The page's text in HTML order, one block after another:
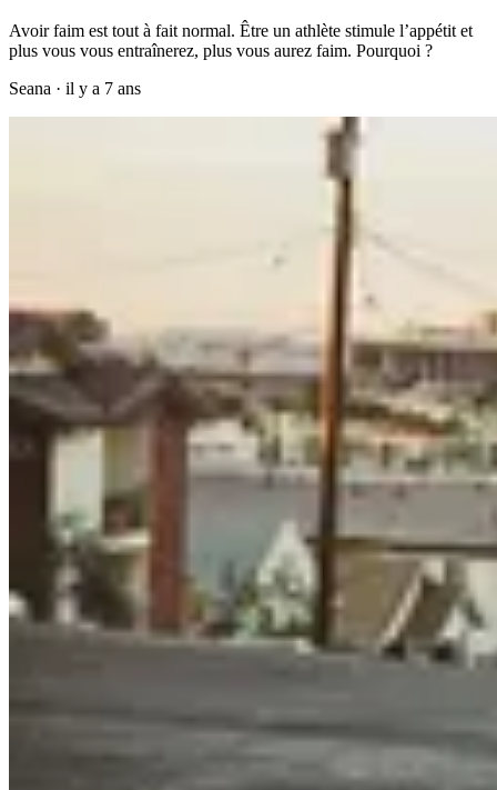
Avoir faim est tout à fait normal. Être un athlète stimule l’appétit et
plus vous vous entraînerez, plus vous aurez faim. Pourquoi ?
Seana · il y a 7 ans